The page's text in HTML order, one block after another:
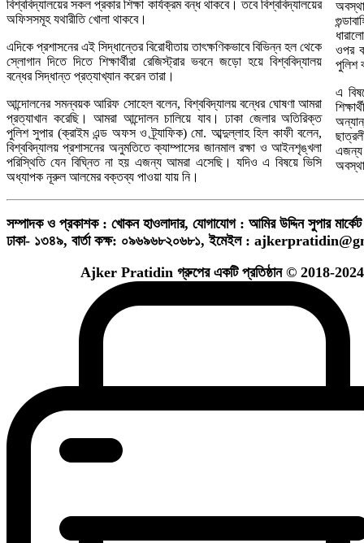
বিশ্ববিদ্যালয়ের সকল প্রকার শিক্ষা কার্যক্রম বন্ধ থাকবে। তবে বিশ্ববিদ্যালয়ের
অফিসসমূহ যথারীতি খোলা থাকবে।
এদিকে প্রশাসনের এই সিদ্ধান্তের বিরোধীতায় তাৎক্ষণিকভাবে বিভিন্ন হল থেকে
স্লোগান দিতে দিতে শিক্ষার্থীরা রেজিস্ট্রার ভবনে জড়ো হয়ে বিশ্ববিদ্যালয়
বন্ধের সিদ্ধান্ত প্রত্যাখ্যান করেন তারা।
আন্দোলনের সমন্বয়ক আরিফ সোহেল বলেন, বিশ্ববিদ্যালয় বন্ধের ঘোষণা আমরা
প্রত্যাখান করেছি। আমরা আন্দোলন চালিয়ে যাব। ঢাকা জেলার অতিরিক্ত
পুলিশ সুপার (ক্রাইম এন্ড অফস ও ট্র্যাফিক) মো. আব্দুল্লাহ হিল কাফী বলেন,
বিশ্ববিদ্যালয় প্রশাসনের অনুমতিতে ক্যাম্পাসের জানমাল রক্ষা ও আইনশৃঙ্খলা
পরিস্থিতি যেন বিঘ্নিত না হয় এজন্য আমরা এসেছি। যদিও এ বিষয়ে ভিসি
অধ্যাপক নূরুল আলমের বক্তব্য পাওয়া যায় নি।
ওপর
পুলিশ
এ
এজন্য
সম্পাদক ও প্রকাশক : খোকন হাওলাদার, যোগাযোগ : আমির উদ্দিন সুপার
ঢাকা- ১৩৪৯, বার্তা কক্ষ: ০৯৬৯৬৮২০৬৮১, ইমেইল :
Ajker Pratidin গ্রুপের একটি প্রতিষ্ঠান © 2018-